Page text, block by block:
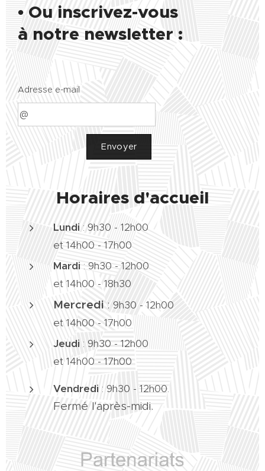
• Ou inscrivez-vous
à notre newsletter :
Adresse e-mail
Envoyer
Horaires d'accueil
Lundi : 9h30 - 12h00
et 14h00 - 17h00
Mardi : 9h30 - 12h00
et 14h00 - 18h30
Mercredi : 9h30 - 12h00
et 14h00 - 17h00
Jeudi : 9h30 - 12h00
et 14h00 - 17h00
Vendredi : 9h30 - 12h00.
Fermé l'après-midi.